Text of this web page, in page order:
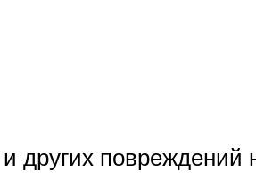
других повреждений